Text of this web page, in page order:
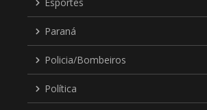
Esportes
Paraná
Policia/Bombeiros
Política